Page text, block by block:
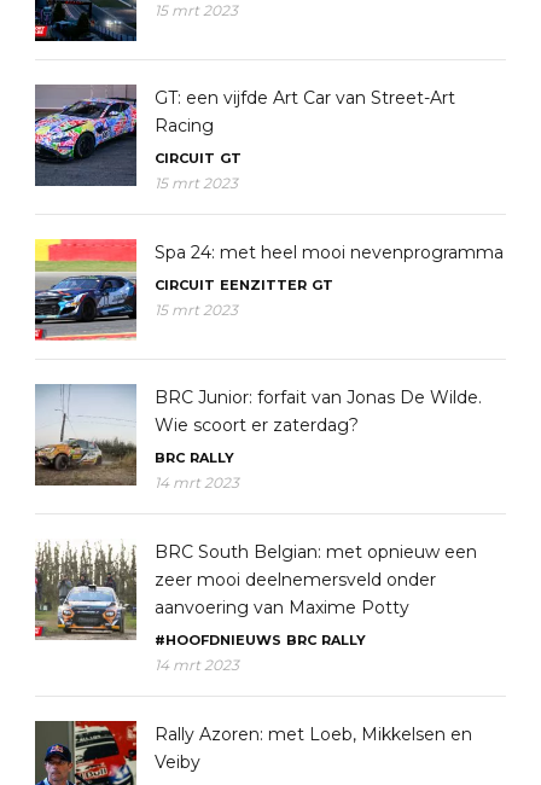
15 mrt 2023
GT: een vijfde Art Car van Street-Art
Racing
CIRCUIT GT
15 mrt 2023
Spa 24: met heel mooi nevenprogramma
CIRCUIT EENZITTER GT
15 mrt 2023
BRC Junior: forfait van Jonas De Wilde.
Wie scoort er zaterdag?
BRC RALLY
14 mrt 2023
BRC South Belgian: met opnieuw een
zeer mooi deelnemersveld onder
aanvoering van Maxime Potty
#HOOFDNIEUWS BRC RALLY
14 mrt 2023
Rally Azoren: met Loeb, Mikkelsen en
Veiby